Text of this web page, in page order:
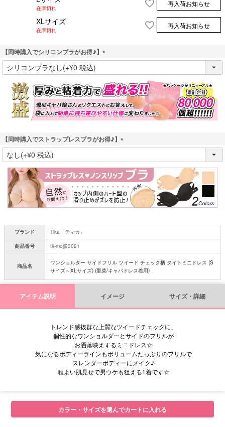
在庫切れ
再入荷お知らせ
XLサイズ
在庫切れ
再入荷お知らせ
【同時購入でシリコンブラがお得♪】
(
)
【同時購入でストラップレスブラがお得♪】
(
須
)
ブランド
Tika「ティカ」
商品番号
tk-mdjj93021
商品名
ワンショルダー サイドフリル ツイード チェック柄 タイトミニドレス (S
サイズ～XLサイズ) (聖菜/キャバドレス着用)
アイテム説明 イメージ サイズ・詳細
トレンド感抜群な上質なツイードチェックに、
個性的なワンショルダーとサイドのフリルが
お洒落映えするミニドレス☆
気になるボディーラインもボリュームたっぷりのフリルで
スレンダーボディーにメイク♪
程よい肌見せで男ウケも狙える1着です☆
カラー・サイズを選んでカートに入れる